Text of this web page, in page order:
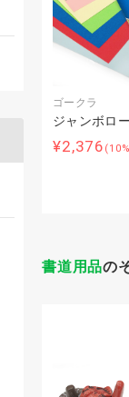
ゴークラ
ジャンボロ
¥2,376
書道用品の